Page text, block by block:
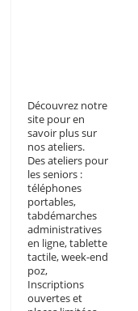
Découvrez notre
site pour en
savoir plus sur
nos ateliers.
Des ateliers pour
les seniors :
téléphones
portables,
tabdémarches
administratives
en ligne, tablette
tactile, week-end
poz,
Inscriptions
ouvertes et